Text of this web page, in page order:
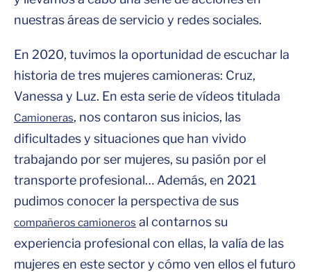
nuestras áreas de servicio y redes sociales.
En 2020, tuvimos la oportunidad de escuchar la
historia de tres mujeres camioneras: Cruz,
Vanessa y Luz. En esta serie de vídeos titulada
Camioneras, nos contaron sus inicios, las
dificultades y situaciones que han vivido
trabajando por ser mujeres, su pasión por el
transporte profesional… Además, en 2021
pudimos conocer la perspectiva de sus
compañeros camioneros al contarnos su
experiencia profesional con ellas, la valía de las
mujeres en este sector y cómo ven ellos el futuro